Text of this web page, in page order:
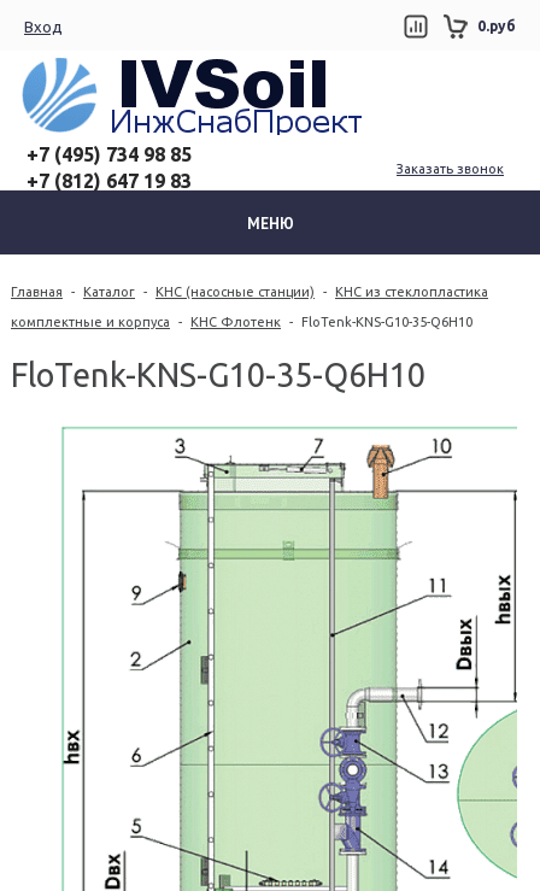
Вход 0.руб
+7 (495) 734 98 85
+7 (812) 647 19 83
Заказать звонок
МЕНЮ
Главная - Каталог - КНС (насосные станции) - КНС из стеклопластика
комплектные и корпуса - КНС Флотенк - FloTenk-KNS-G10-35-Q6H10
FloTenk-KNS-G10-35-Q6H10